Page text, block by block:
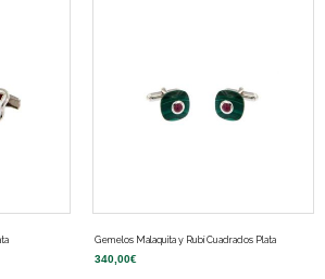
Gemelos Malaquita y Rubí Cuadrados Plata
340,00€